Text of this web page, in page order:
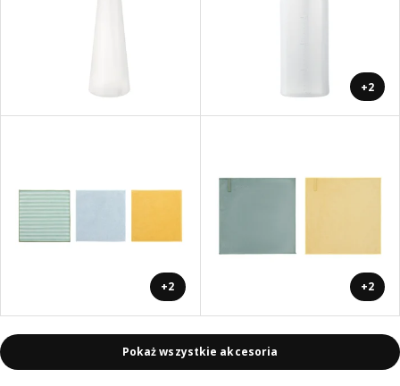
+2
+2 +2
Pokaż wszystkie akcesoria